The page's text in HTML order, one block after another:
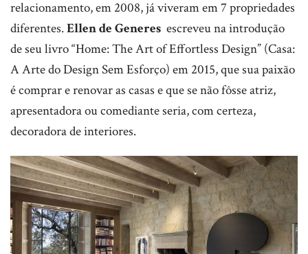
relacionamento, em 2008, já viveram em 7 propriedades
diferentes.Ellen de Generes escreveu na introdução
de seu livro “Home: The Art of Effortless Design” (Casa:
A Arte do Design Sem Esforço) em 2015, que sua paixão
é comprar e renovar as casas e que se não fôsse atriz,
apresentadora ou comediante seria, com certeza,
decoradora de interiores.